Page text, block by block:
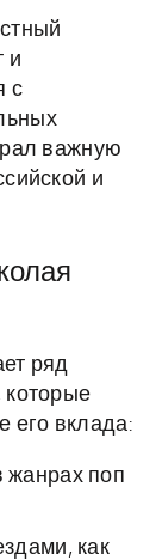
и
с
важную
и
ряд
которые
его вклада:
жанрах поп
как